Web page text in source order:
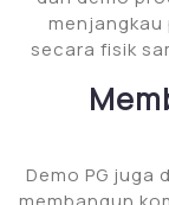
secara fisik
Demo PG